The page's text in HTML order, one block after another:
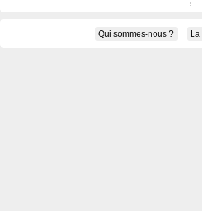
Qui sommes-nous ?